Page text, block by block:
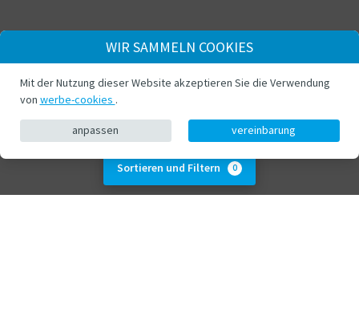
Sortieren und Filtern 0
WIR SAMMELN COOKIES
Mit der Nutzung dieser Website akzeptieren Sie die Verwendung
von werbe-cookies .
anpassen vereinbarung